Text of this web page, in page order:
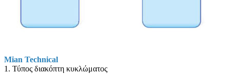
Mian Technical
1. Τύπος διακόπτη κυκλώματος